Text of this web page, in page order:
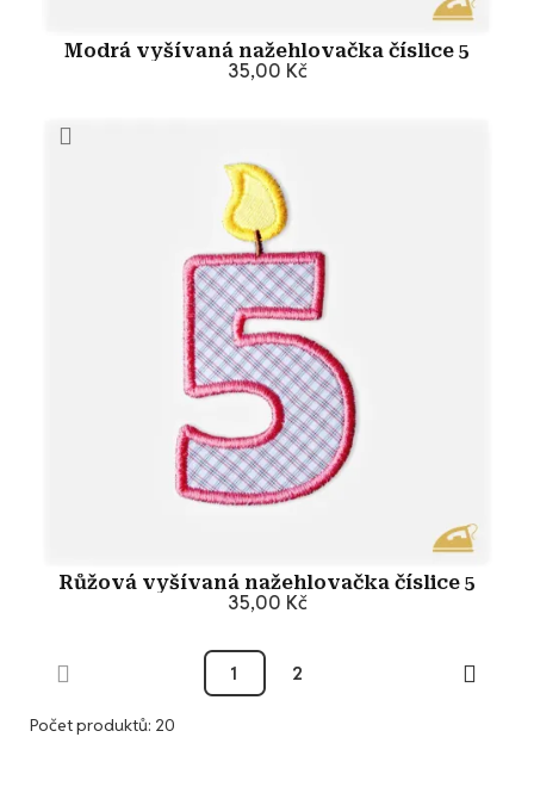
Modrá vyšívaná nažehlovačka číslice 5
35,00 Kč
Přidat do košíku
Růžová vyšívaná nažehlovačka číslice 5
35,00 Kč
Přidat do košíku
1 2
Počet produktů: 20